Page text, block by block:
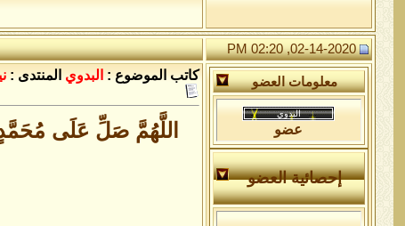
02-14-2020, 02:20 PM
معلومات العضو
عضو
إحصائية العضو
كاتب الموضوع : البدوي المنتدى :
اللَّهُمَّ صَلِّ عَلَى